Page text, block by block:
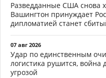
Разведданные США снова
Вашингтон принуждает
дипломатией станет
07 авг 2026
Удар по единственным
логистика рушится,
угрозой